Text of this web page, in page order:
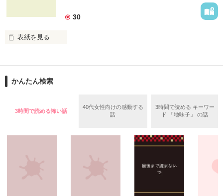
登場人物の名前などは仮名です。
**************
◆「甘い結婚」特集掲載されました。
あなたは知っていますか？
この奇跡の軌跡、その全てを―…
（2008/9/20〜2009/4/12）
二次審査進出作品です。
30
表紙を見る
かんたん検索
3時間で読める怖い話
40代女性向けの感動する
話
3時間で読める キーワー
ド 「地味子」 の話